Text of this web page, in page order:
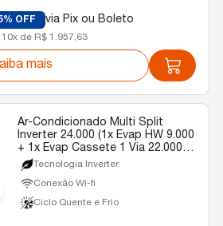
OFF via Pix ou Boleto
de R$ 1.957,63
mais
Ar-Condicionado Multi Split
Inverter 24.000 (1x Evap HW 9.000
+ 1x Evap Cassete 1 Via 22.000)
Gree Quente/Frio R-32 220v
Tecnologia Inverter
Conexão Wi-fi
Ciclo Quente e Frio